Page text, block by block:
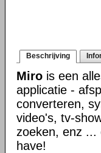
Beschrijving
Miro is een
applicatie -
converteren,
video's, tv-
zoeken, enz
have!